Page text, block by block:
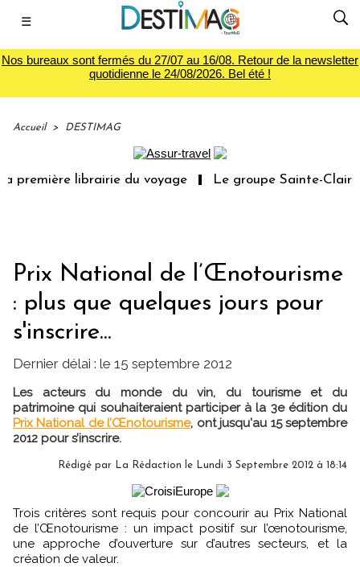
☰
Nos bureaux sont fermés du 27/07 au 16/08. Retour de la newsletter
quotidienne le 24/08/2026. Bel été !
Accueil > DESTIMAG
librairie du voyage Le groupe Sainte-Claire
Prix National de l’Œnotourisme
: plus que quelques jours pour
s'inscrire...
Dernier délai : le 15 septembre 2012
Les acteurs du monde du vin, du tourisme et du
patrimoine qui souhaiteraient participer à la 3e édition du
Prix National de l’Œnotourisme, ont jusqu'au 15 septembre
2012 pour s’inscrire.
Rédigé par La Rédaction le Lundi 3 Septembre 2012 à 18:14
Trois critères sont requis pour concourir au Prix National
de l’Œnotourisme : un impact positif sur l’œnotourisme,
une approche d’ouverture sur d’autres secteurs, et la
création de valeur.